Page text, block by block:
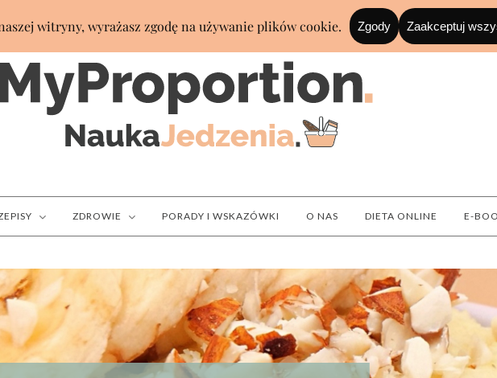
ZDROWIE PORADY I WSKAZÓWKI O NAS DIETA ONLINE E-